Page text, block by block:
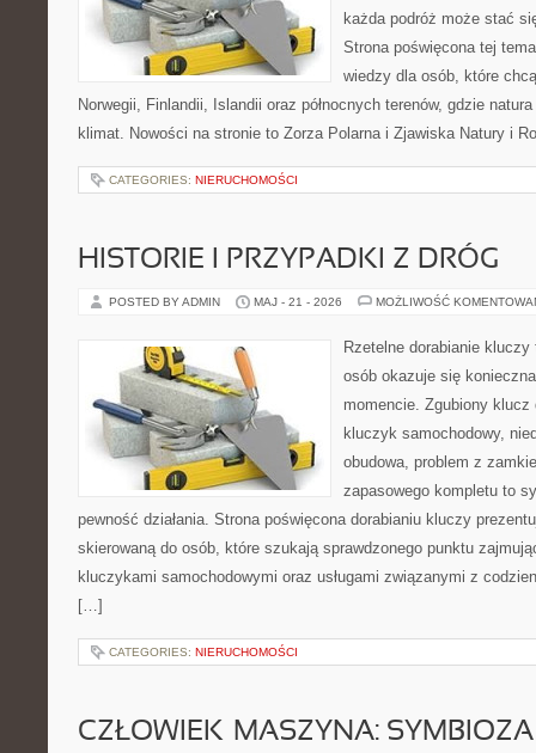
każda podróż może stać
Strona poświęcona tej
wiedzy dla osób, które
Norwegii, Finlandii, Islandii oraz północnych terenów, gdzie
klimat. Nowości na stronie to Zorza Polarna i Zjawiska Natury i
CATEGORIES: NIERUCHOMOŚCI
HISTORIE I PRZYPADKI Z DRÓG
POSTED BY ADMIN MAJ - 21 - 2026 MOŻLIWOŚĆ
Rzetelne dorabianie
osób okazuje się
momencie. Zgubiony
kluczyk samochodowy,
obudowa, problem z
zapasowego kompletu to
pewność działania. Strona poświęcona dorabianiu kluczy
skierowaną do osób, które szukają sprawdzonego punktu
kluczykami samochodowymi oraz usługami związanymi z
[…]
CATEGORIES: NIERUCHOMOŚCI
CZŁOWIEK–MASZYNA: SYMBIOZA